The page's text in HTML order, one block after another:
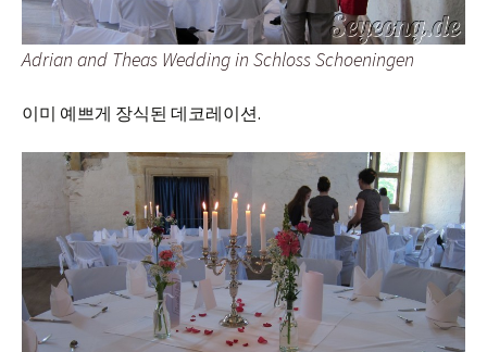
Adrian and Theas Wedding in Schloss Schoeningen
이미 예쁘게 장식된 데코레이션.